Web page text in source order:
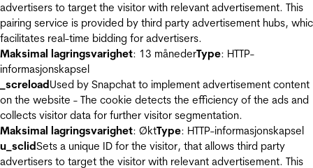
advertisers to target the visitor with relevant advertisement. This
pairing service is provided by third party advertisement hubs,
facilitates real-time bidding for advertisers.
Maksimal lagringsvarighet: 13 månederType: HTTP-
informasjonskapsel
_screloadUsed by Snapchat to implement advertisement content
on the website - The cookie detects the efficiency of the ads and
collects visitor data for further visitor segmentation.
Maksimal lagringsvarighet: ØktType: HTTP-informasjonskapsel
u_sclidSets a unique ID for the visitor, that allows third party
advertisers to target the visitor with relevant advertisement. This